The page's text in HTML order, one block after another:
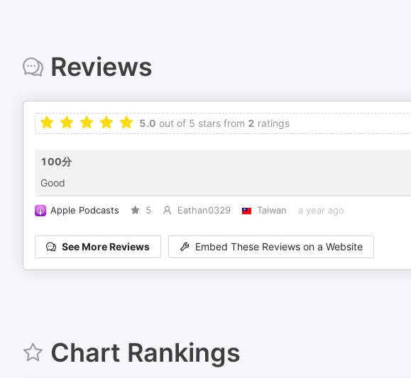
Reviews
5.0 out of 5 stars from 2 ratings
100分
Good
Apple Podcasts 5 Eathan0329 Taiwan a year ago
See More Reviews Embed These Reviews on a Website
Chart Rankings